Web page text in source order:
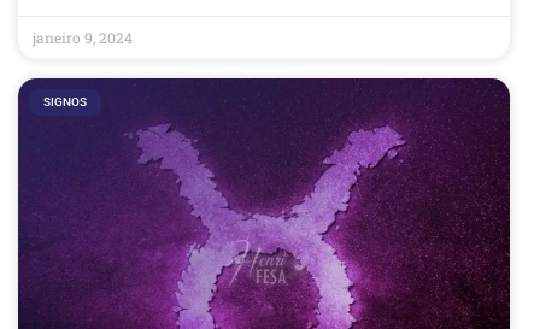
janeiro 9, 2024
SIGNOS